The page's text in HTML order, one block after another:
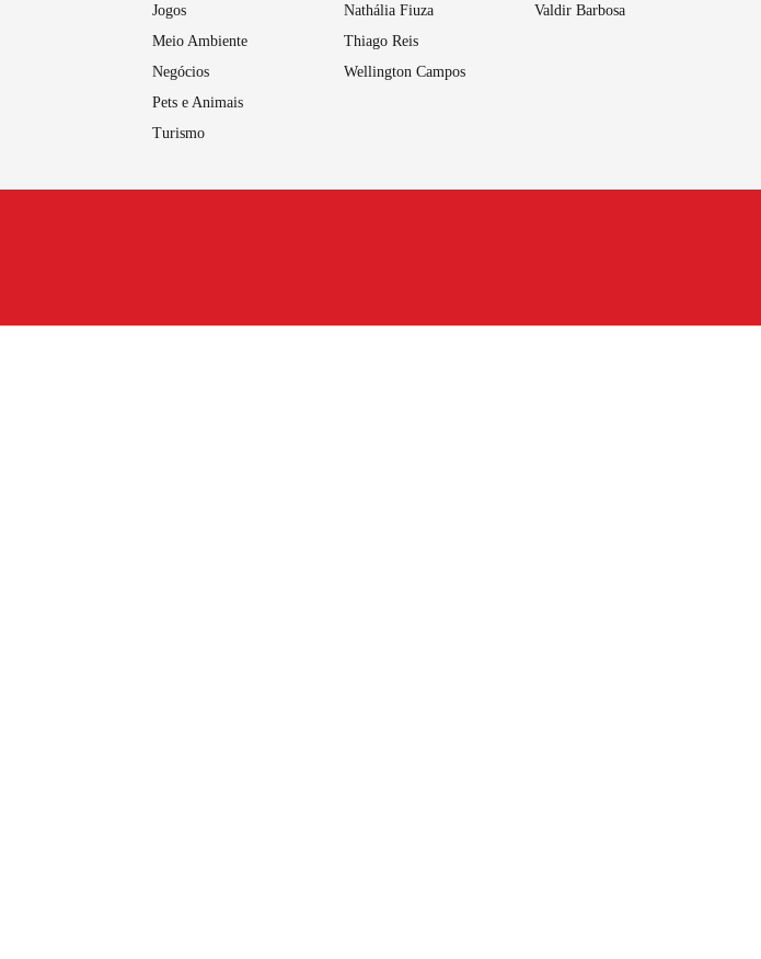
Jogos
Meio Ambiente
Negócios
Pets e Animais
Turismo
Nathália Fiuza
Thiago Reis
Wellington Campos
Valdir Barbosa